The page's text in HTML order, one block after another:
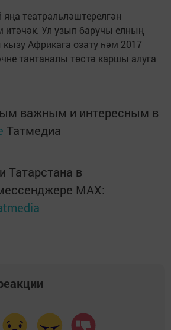
театральләштерелгән
итәчәк. Ул узып баручы елның
Африкага озату һәм 2017
тантаналы төстә каршы алуга
важным и интересным в
Татмедиа
Татарстана в
MАХ: